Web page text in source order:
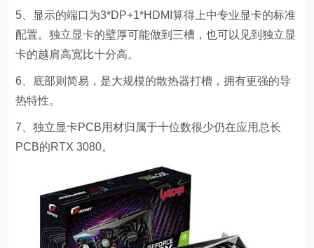
5、显示的端口为3*DP+1*HDMI算得上中专业显卡的标准
配置。独立显卡的壁厚可能做到三槽，也可以见到独立显
卡的越肩高宽比十分高。
6、底部则简易，是大规模的散热器打槽，拥有更强的导
热特性。
7、独立显卡PCB用材归属于十位数很少仍在应用总长
PCB的RTX 3080。